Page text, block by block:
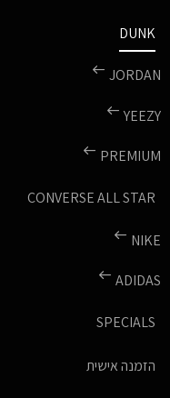
DUNK
JORDAN
YEEZY
PREMIUM
CONVERSE ALL STAR
NIKE
ADIDAS
SPECIALS
הזמנה אישית